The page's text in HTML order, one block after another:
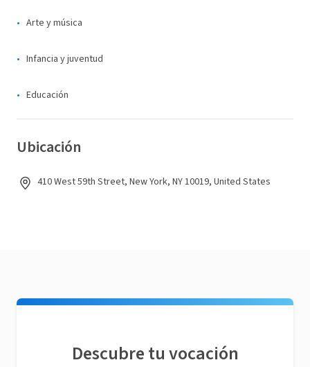
Arte y música
Infancia y juventud
Educación
Ubicación
410 West 59th Street, New York, NY 10019, United States
Descubre tu vocación